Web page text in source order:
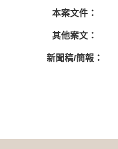
本案文件：
其他案文：
新聞稿/簡報：